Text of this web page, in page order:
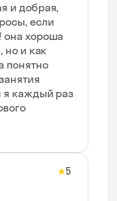
и добрая,
если
она хороша
но и как
понятно
я каждый раз
★5